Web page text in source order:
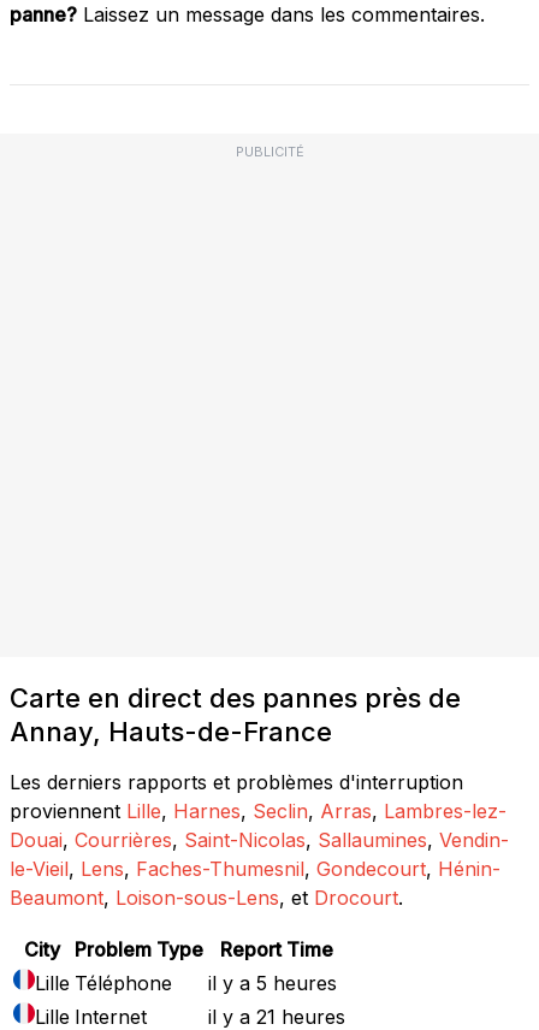
panne? Laissez un message dans les commentaires.
PUBLICITÉ
Carte en direct des pannes près de
Annay, Hauts-de-France
Les derniers rapports et problèmes d'interruption
proviennent Lille, Harnes, Seclin, Arras, Lambres-lez-
Douai, Courrières, Saint-Nicolas, Sallaumines, Vendin-
le-Vieil, Lens, Faches-Thumesnil, Gondecourt, Hénin-
Beaumont, Loison-sous-Lens, et Drocourt.
City Problem Type
Report Time
Lille Téléphone
il y a 5 heures
Lille Internet
il y a 21 heures